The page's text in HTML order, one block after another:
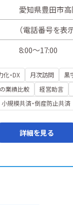
愛知県豊田市高
（電話番号を表
8:00～17:00
・DX 月次訪問 黒
業績比較 経営助言
小規模共済・倒産防止共済
詳細を見る